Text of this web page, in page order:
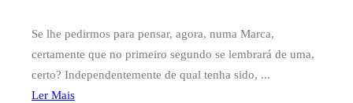
Se lhe pedirmos para pensar, agora, numa Marca,
certamente que no primeiro segundo se lembrará de uma,
certo? Independentemente de qual tenha sido, ...
Ler Mais